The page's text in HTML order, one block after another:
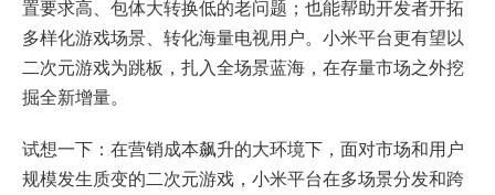
置要求高、包体大转换低的老问题；也能帮助开发者开拓
多样化游戏场景、转化海量电视用户。小米平台更有望以
二次元游戏为跳板，扎入全场景蓝海，在存量市场之外挖
掘全新增量。
试想一下：在营销成本飙升的大环境下，面对市场和用户
规模发生质变的二次元游戏，小米平台在多场景分发和跨